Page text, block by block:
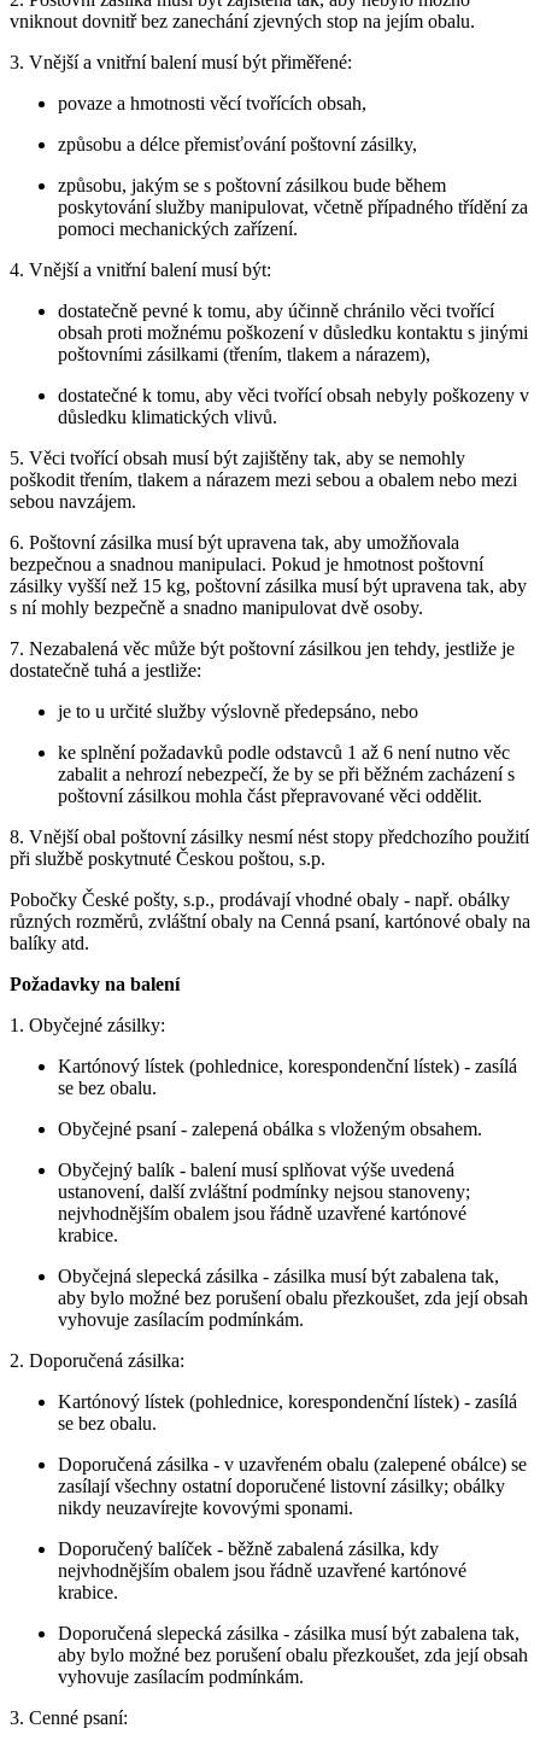
vniknout dovnitř bez zanechání zjevných stop na jejím obalu.
3. Vnější a vnitřní balení musí být přiměřené:
povaze a hmotnosti věcí tvořících obsah,
způsobu a délce přemisťování poštovní zásilky,
způsobu, jakým se s poštovní zásilkou bude během
poskytování služby manipulovat, včetně případného třídění za
pomoci mechanických zařízení.
4. Vnější a vnitřní balení musí být:
dostatečně pevné k tomu, aby účinně chránilo věci tvořící
obsah proti možnému poškození v důsledku kontaktu s jinými
poštovními zásilkami (třením, tlakem a nárazem),
dostatečné k tomu, aby věci tvořící obsah nebyly poškozeny v
důsledku klimatických vlivů.
5. Věci tvořící obsah musí být zajištěny tak, aby se nemohly
poškodit třením, tlakem a nárazem mezi sebou a obalem nebo mezi
sebou navzájem.
6. Poštovní zásilka musí být upravena tak, aby umožňovala
bezpečnou a snadnou manipulaci. Pokud je hmotnost poštovní
zásilky vyšší než 15 kg, poštovní zásilka musí být upravena tak, aby
s ní mohly bezpečně a snadno manipulovat dvě osoby.
7. Nezabalená věc může být poštovní zásilkou jen tehdy, jestliže je
dostatečně tuhá a jestliže:
je to u určité služby výslovně předepsáno, nebo
ke splnění požadavků podle odstavců 1 až 6 není nutno věc
zabalit a nehrozí nebezpečí, že by se při běžném zacházení s
poštovní zásilkou mohla část přepravované věci oddělit.
8. Vnější obal poštovní zásilky nesmí nést stopy předchozího použití
při službě poskytnuté Českou poštou, s.p.
Pobočky České pošty, s.p., prodávají vhodné obaly - např. obálky
různých rozměrů, zvláštní obaly na Cenná psaní, kartónové obaly na
balíky atd.
Požadavky na balení
1. Obyčejné zásilky:
Kartónový lístek (pohlednice, korespondenční lístek) - zasílá
se bez obalu.
Obyčejné psaní - zalepená obálka s vloženým obsahem.
Obyčejný balík - balení musí splňovat výše uvedená
ustanovení, další zvláštní podmínky nejsou stanoveny;
nejvhodnějším obalem jsou řádně uzavřené kartónové
krabice.
Obyčejná slepecká zásilka - zásilka musí být zabalena tak,
aby bylo možné bez porušení obalu přezkoušet, zda její obsah
vyhovuje zasílacím podmínkám.
2. Doporučená zásilka:
Kartónový lístek (pohlednice, korespondenční lístek) - zasílá
se bez obalu.
Doporučená zásilka - v uzavřeném obalu (zalepené obálce) se
zasílají všechny ostatní doporučené listovní zásilky; obálky
nikdy neuzavírejte kovovými sponami.
Doporučený balíček - běžně zabalená zásilka, kdy
nejvhodnějším obalem jsou řádně uzavřené kartónové
krabice.
Doporučená slepecká zásilka - zásilka musí být zabalena tak,
aby bylo možné bez porušení obalu přezkoušet, zda její obsah
vyhovuje zasílacím podmínkám.
3. Cenné psaní: